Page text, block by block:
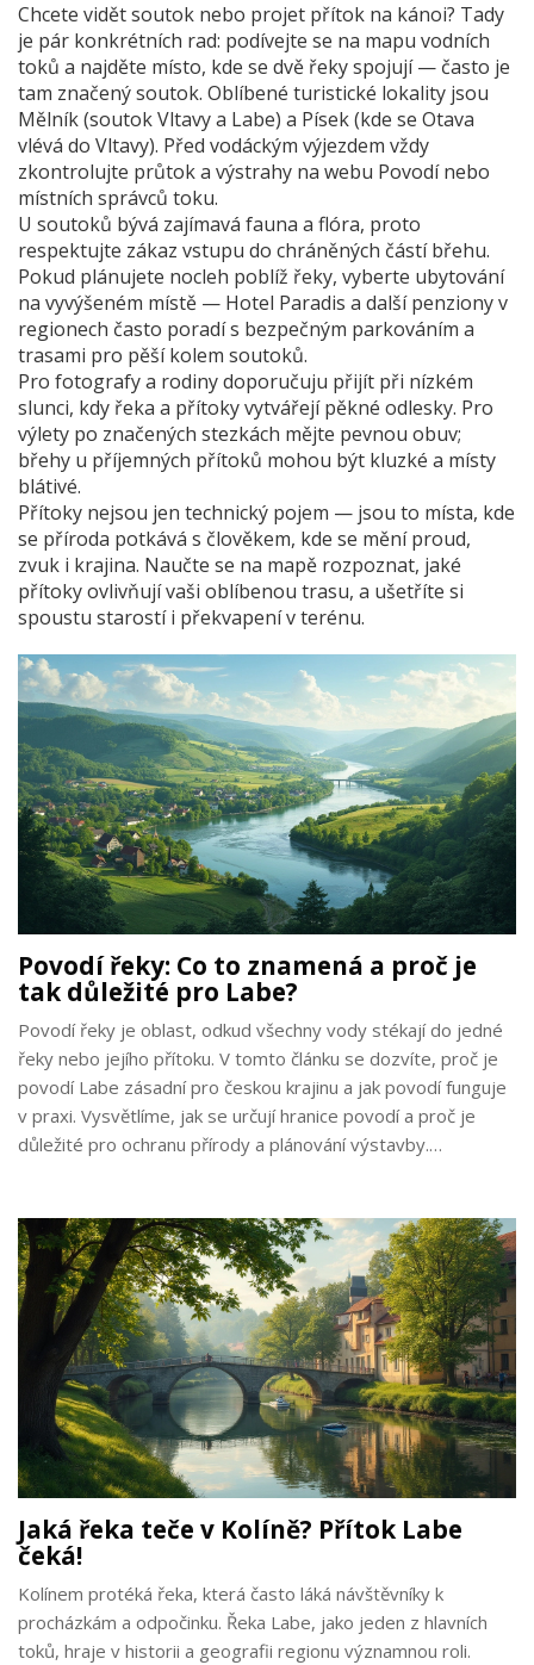
Chcete vidět soutok nebo projet přítok na kánoi? Tady
je pár konkrétních rad: podívejte se na mapu vodních
toků a najděte místo, kde se dvě řeky spojují — často je
tam značený soutok. Oblíbené turistické lokality jsou
Mělník (soutok Vltavy a Labe) a Písek (kde se Otava
vlévá do Vltavy). Před vodáckým výjezdem vždy
zkontrolujte průtok a výstrahy na webu Povodí nebo
místních správců toku.
U soutoků bývá zajímavá fauna a flóra, proto
respektujte zákaz vstupu do chráněných částí břehu.
Pokud plánujete nocleh poblíž řeky, vyberte ubytování
na vyvýšeném místě — Hotel Paradis a další penziony v
regionech často poradí s bezpečným parkováním a
trasami pro pěší kolem soutoků.
Pro fotografy a rodiny doporučuju přijít při nízkém
slunci, kdy řeka a přítoky vytvářejí pěkné odlesky. Pro
výlety po značených stezkách mějte pevnou obuv;
břehy u příjemných přítoků mohou být kluzké a místy
blátivé.
Přítoky nejsou jen technický pojem — jsou to místa, kde
se příroda potkává s člověkem, kde se mění proud,
zvuk i krajina. Naučte se na mapě rozpoznat, jaké
přítoky ovlivňují vaši oblíbenou trasu, a ušetříte si
spoustu starostí i překvapení v terénu.
Povodí řeky: Co to znamená a proč je
tak důležité pro Labe?
Povodí řeky je oblast, odkud všechny vody stékají do jedné
řeky nebo jejího přítoku. V tomto článku se dozvíte, proč je
povodí Labe zásadní pro českou krajinu a jak povodí funguje
v praxi. Vysvětlíme, jak se určují hranice povodí a proč je
důležité pro ochranu přírody a plánování výstavby.
může ovlivnit velkou řeku jako je Labe.
Jaká řeka teče v Kolíně? Přítok Labe
čeká!
Kolínem protéká řeka, která často láká návštěvníky k
procházkám a odpočinku. Řeka Labe, jako jeden z hlavních
toků, hraje v historii a geografii regionu významnou roli.